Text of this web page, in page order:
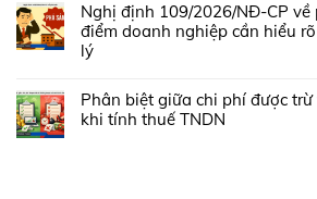
Nghị định 109/2026/NĐ-CP về
điểm doanh nghiệp cần hiểu
lý
Phân biệt giữa chi phí được
khi tính thuế TNDN